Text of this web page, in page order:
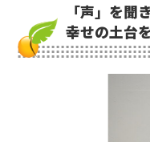
「声」を聞
幸せの土台